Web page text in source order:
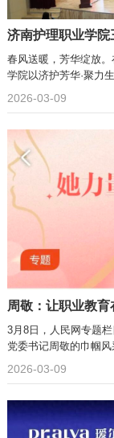
济南护理职业学
春风送暖，芳华绽放
学院以济护芳华·聚力
2026-03-09
周敬：让职业教
3月8日，人民网专题
党委书记周敬的巾帼
2026-03-09